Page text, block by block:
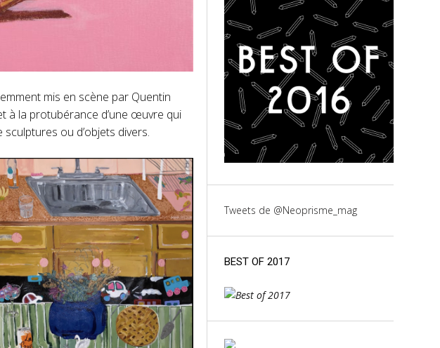
mis en scène par Quentin
à la protubérance d’une œuvre qui
ou d’objets divers.
Tweets de @Neoprisme_mag
BEST OF 2017